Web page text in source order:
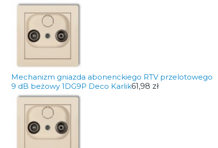
Mechanizm gniazda abonenckiego RTV przelotowego
9 dB beżowy 1DG9P Deco Karlik61,98 zł